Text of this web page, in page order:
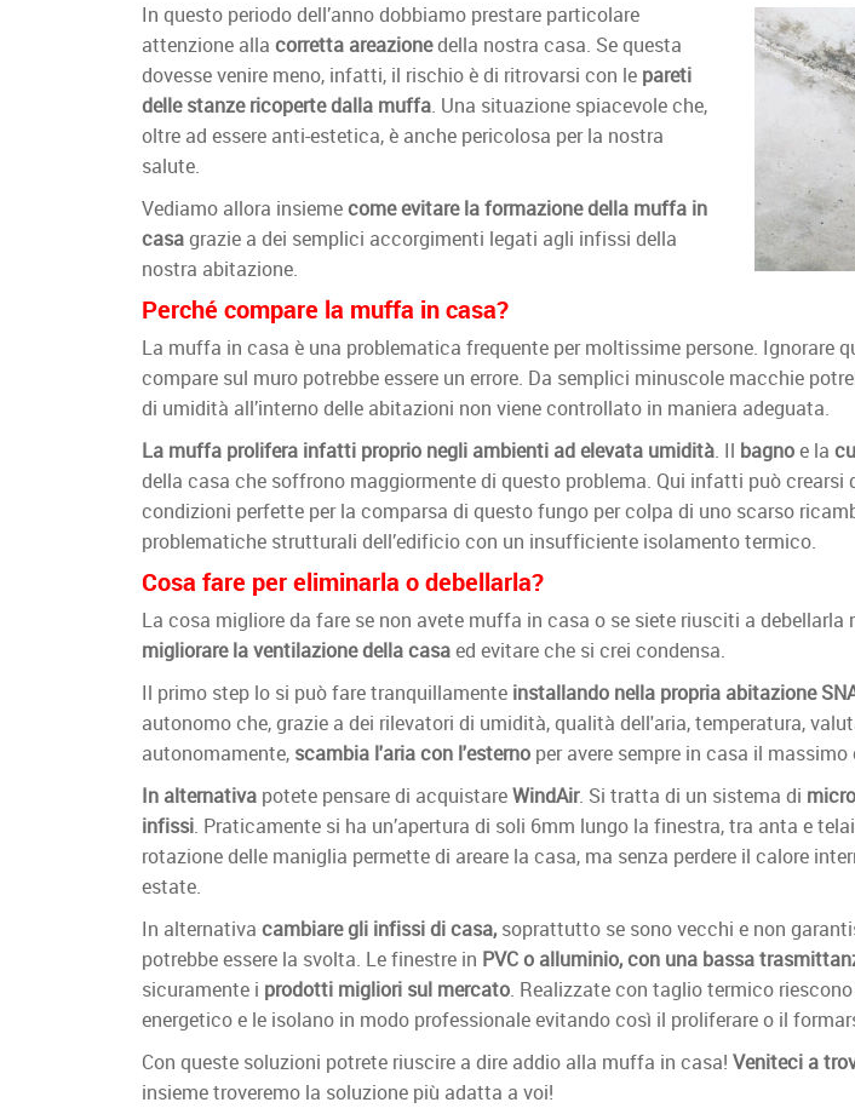
In questo periodo dell’anno dobbiamo prestare particolare
attenzione alla corretta areazionedella nostra casa. Se questa
dovesse venire meno, infatti, il rischio è di ritrovarsi con le pareti
delle stanze ricoperte dalla muffa. Una situazione spiacevole che,
oltre ad essere anti-estetica, è anche pericolosa per la nostra
salute.
Vediamo allora insiemecome evitare la formazione della muffa in
casagrazie a dei semplici accorgimenti legati agli infissi della
nostra abitazione.
Perché compare la muffa in casa?
La muffa in casa è una problematica frequente per moltissime persone. Ignorare
compare sul muro potrebbe essere un errore. Da semplici minuscole macchie
di umidità all’interno delle abitazioni non viene controllato in maniera adeguata.
La muffa prolifera infatti proprio negli ambienti ad elevata umidità. Il bagnoe la
della casa che soffrono maggiormente di questo problema. Qui infatti può crearsi
condizioni perfette per la comparsa di questo fungo per colpa di uno scarso
problematiche strutturali dell’edificio con un insufficiente isolamento termico.
Cosa fare per eliminarla o debellarla?
La cosa migliore da fare se non avete muffa in casa o se siete riusciti a debellarla
migliorare la ventilazione della casaed evitare che si crei condensa.
Il primo step lo si può fare tranquillamente installando nella propria abitazione
autonomo che, grazie a dei rilevatori di umidità, qualità dell'aria, temperatura,
autonomamente, scambia l'aria con l'esterno per avere sempre in casa il
In alternativa potete pensare di acquistareWindAir. Si tratta di un sistema di
infissi. Praticamente si ha un’apertura di soli 6mm lungo la finestra, tra anta e
rotazione delle maniglia permette di areare la casa, ma senza perdere il calore
estate.
In alternativa cambiare gli infissi di casa, soprattutto se sono vecchi e non
potrebbe essere la svolta. Le finestre in PVC o alluminio, con una bassa
sicuramente i prodotti migliori sul mercato. Realizzate con taglio termico
energetico e le isolano in modo professionale evitando così il proliferare o il
Con queste soluzioni potrete riuscire a dire addio alla muffa in casa! Veniteci a
insieme troveremo la soluzione più adatta a voi!